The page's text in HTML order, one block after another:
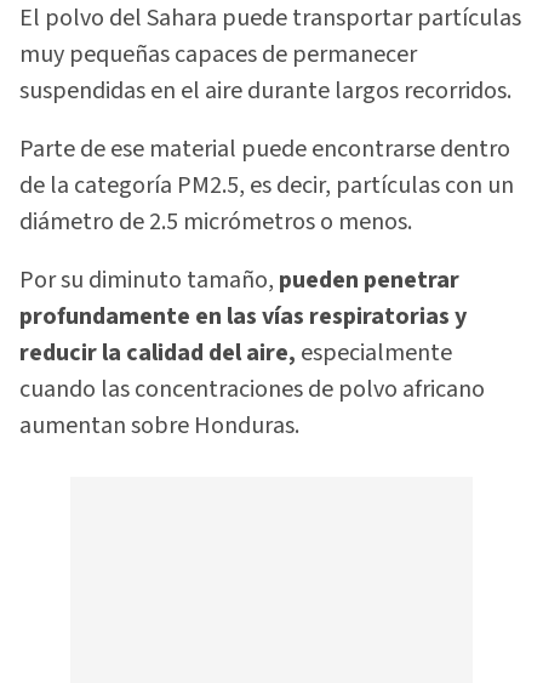
El polvo del Sahara puede transportar partículas
muy pequeñas capaces de permanecer
suspendidas en el aire durante largos recorridos.
Parte de ese material puede encontrarse dentro
de la categoría PM2.5, es decir, partículas con un
diámetro de 2.5 micrómetros o menos.
Por su diminuto tamaño, pueden penetrar
profundamente en las vías respiratorias y
reducir la calidad del aire, especialmente
cuando las concentraciones de polvo africano
aumentan sobre Honduras.